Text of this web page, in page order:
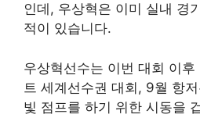
인데, 우상혁은 이미 실내 경
적이 있습니다.
우상혁선수는 이번 대회 이
트 세계선수권 대회, 9월 항
빛 점프를 하기 위한 시동을